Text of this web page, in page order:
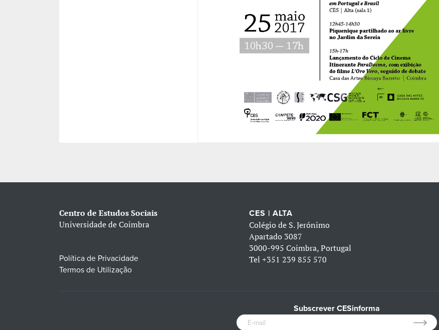
Centro de Estudos Sociais
Universidade de Coimbra
Política de Privacidade
Termos de Utilização
CES | ALTA
Colégio de S. Jerónimo
Apartado 3087
3000-995 Coimbra, Portugal
Tel+351 239 855 570
Subscrever CESinforma